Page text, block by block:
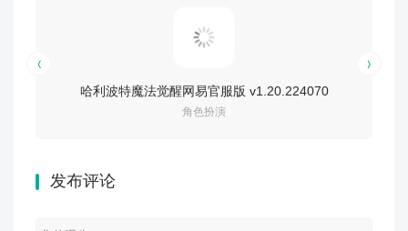
哈利波特魔法觉醒网易官服版 v1.20.224070
角色扮演
发布评论